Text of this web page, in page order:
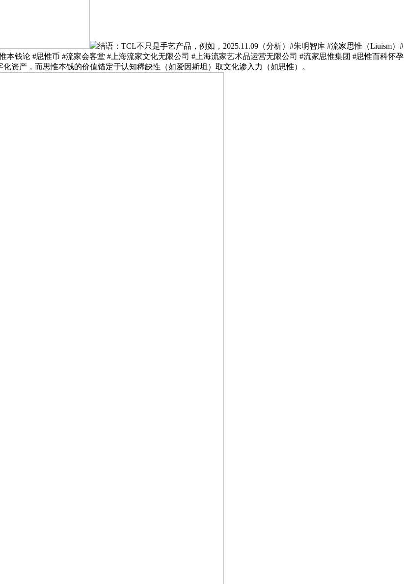
结语：TCL不只是手艺产品，例如，2025.11.09（分析）#朱明智库 #流家思惟（Liuism）#
钱论 #思惟币 #流家会客堂 #上海流家文化无限公司 #上海流家艺术品运营无限公司 #流家思惟集团 #思惟百科怀孕
资产，而思惟本钱的价值锚定于认知稀缺性（如爱因斯坦）取文化渗入力（如思惟）。